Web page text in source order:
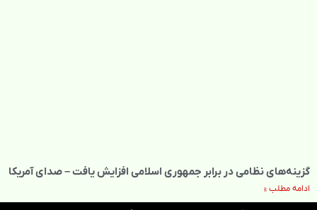
گزینه‌های نظامی در برابر جمهوری اسلامی افزایش یافت – صدای آمریکا
ادامه مطلب »